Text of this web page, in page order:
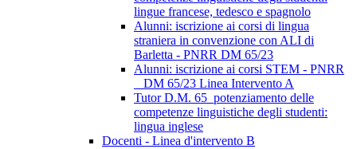
lingue francese, tedesco e spagnolo
Alunni: iscrizione ai corsi di lingua
straniera in convenzione con ALI di
Barletta - PNRR DM 65/23
Alunni: iscrizione ai corsi STEM - PNRR
_ DM 65/23 Linea Intervento A
Tutor D.M. 65_potenziamento delle
competenze linguistiche degli studenti:
lingua inglese
Docenti - Linea d'intervento B